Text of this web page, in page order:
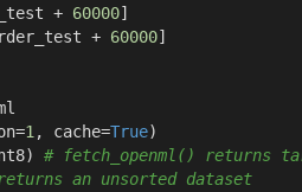
+ 60000]
+ 60000]
1 , cache=True)
# fetch_openml() returns
an unsorted dataset